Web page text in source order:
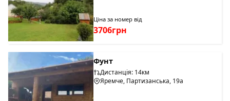
Ціна за номер від
3706грн
Фунт
Дистанція: 14км
Яремче, Партизанська, 19а